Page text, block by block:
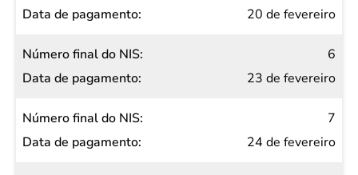
20 de fevereiro
6
23 de fevereiro
7
24 de fevereiro